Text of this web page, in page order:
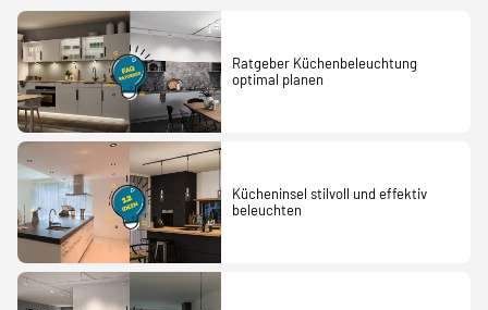
Ratgeber Küchenbeleuchtung
optimal planen
Kücheninsel stilvoll und effektiv
beleuchten